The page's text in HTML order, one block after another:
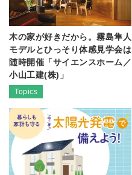
木の家が好きだから。霧島隼人
モデルとひっそり体感見学会は
随時開催「サイエンスホーム／
小山工建(株)」
Topics